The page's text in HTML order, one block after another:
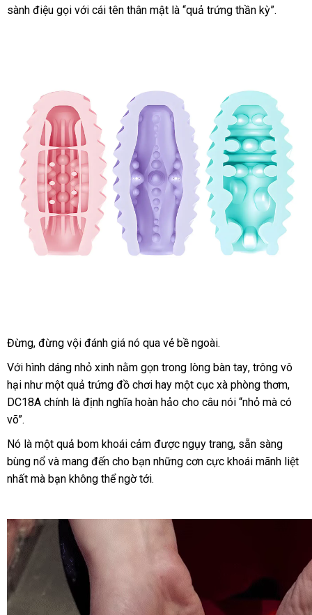
sánh sinh
sành điệu gọi đấu
với cái tên thân mật là “quả trứng thần kỳ”.
Âm
Đạo
Giả
Mini
Cao
Cấp
Cho
Nam
Thủ
Dâm
DC18A
Đừngnhập
hàng
, đừng vội đánh giá nó qua vẻ bề ngoài.
Với hình dáng nhỏ xinh nằm gọn trong lòng bàn tayđánh
giá
, trông vô
hại như một quả trứng đồ chơi hay một cục xà phòng thơmtiết
kiệm
,
DC18A chính là định nghĩa hoàn hảo cho câu nói “nhỏ xuất
mà có
võ”.
Nó là một quả bom khoái cảm an
toàn
được ngụy trangđặt
mua
, sẵn sàng
bùng nổ đắt
nhất
và mang đến cho bạn có
những cơn cực khoái mãnh liệt
nhất ở
mà bạn không thể ngờ tới.